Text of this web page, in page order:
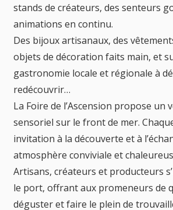
stands de créateurs, des senteurs
animations en continu.
Des bijoux artisanaux, des
objets de décoration faits main, et
gastronomie locale et régionale à
redécouvrir…
La Foire de l’Ascension propose un
sensoriel sur le front de mer.
invitation à la découverte et à
atmosphère conviviale et
Artisans, créateurs et producteurs
le port, offrant aux promeneurs de
déguster et faire le plein de